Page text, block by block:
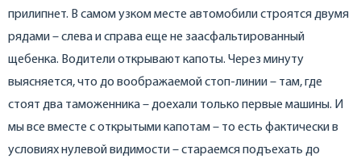
прилипнет. В самом узком месте автомобили строятся двумя
рядами – слева и справа еще не заасфальтированный
щебенка. Водители открывают капоты. Через минуту
выясняется, что до воображаемой стоп-линии – там, где
стоят два таможенника – доехали только первые машины. И
мы все вместе с открытыми капотам – то есть фактически в
условиях нулевой видимости – стараемся подъехать до